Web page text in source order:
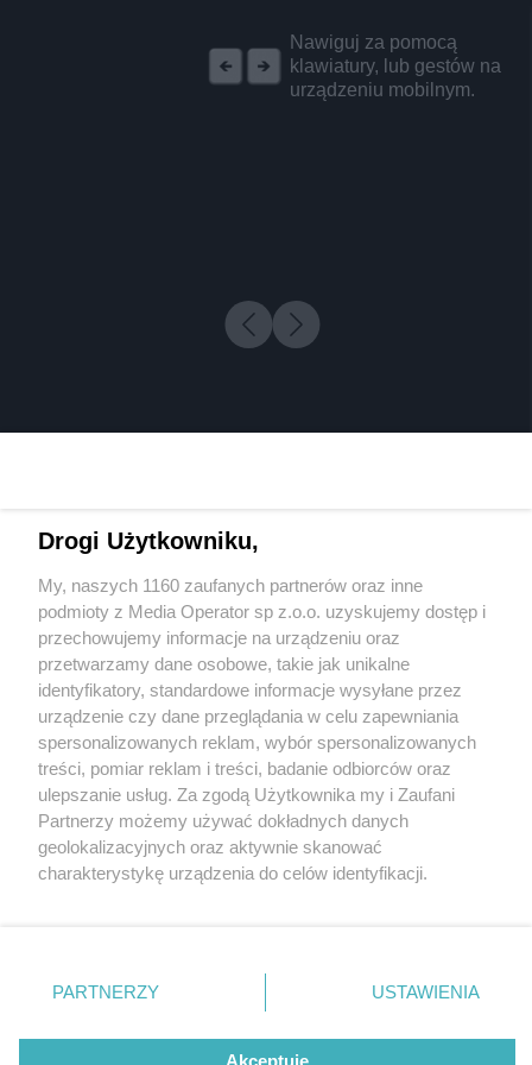
Nawiguj za pomocą
klawiatury, lub gestów na
urządzeniu mobilnym.
7 / 0
Wydawca mediów lokalnych
Nie zapomnij
zapoznać się z:
polityką prywatności regulamin korzystania z portali
Twojemiasto
Piekary Śląskie
Chorzów
Tarnowskie Góry
Gliwice
Skontakuj sięz nami
Kontakt
Wydawca
Redakcja
Drogi Użytkowniku,
My, naszych 1160 zaufanych partnerów oraz inne
podmioty z Media Operator sp z.o.o. uzyskujemy dostęp i
przechowujemy informacje na urządzeniu oraz
przetwarzamy dane osobowe, takie jak unikalne
identyfikatory, standardowe informacje wysyłane przez
urządzenie czy dane przeglądania w celu zapewniania
spersonalizowanych reklam, wybór spersonalizowanych
treści, pomiar reklam i treści, badanie odbiorców oraz
ulepszanie usług. Za zgodą Użytkownika my i Zaufani
Partnerzy możemy używać dokładnych danych
geolokalizacyjnych oraz aktywnie skanować
charakterystykę urządzenia do celów identyfikacji.
zmienić/wycofać klikając przycisk ustawień prywatności
znajdujący się w lewym dolnym rogu strony
rodzaje przetwarzania danych nie wymagają zgody
użytkownika, ale masz prawo sprzeciwić się takiemu
PARTNERZY USTAWIENIA
Akceptuję